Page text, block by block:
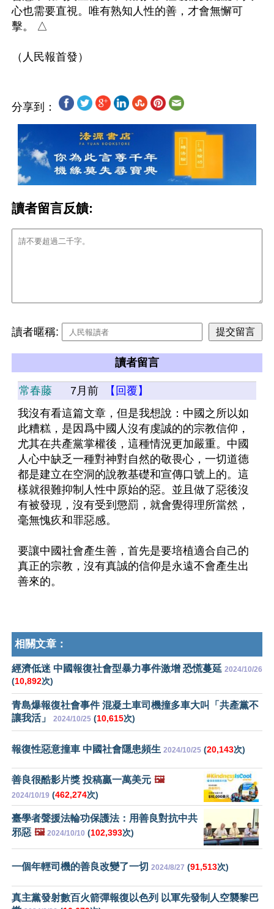
心也需要直視。唯有熟知人性的善，才會無懈可
擊。 △
分享到：
讀者留言反饋:
讀者暱稱:
讀者留言
常春藤 7月前
【回覆】
我沒有看這篇文章，但是我想說：中國之所以如
此糟糕，是因爲中國人沒有虔誠的的宗教信仰，
尤其在共產黨掌權後，這種情況更加嚴重。中國
人心中缺乏一種對神對自然的敬畏心，一切道德
都是建立在空洞的說教基礎和宣傳口號上的。這
樣就很難抑制人性中原始的惡。並且做了惡後沒
有被發現，沒有受到懲罰，就會覺得理所當然，
毫無愧疚和罪惡感。
要讓中國社會產生善，首先是要培植適合自己的
真正的宗教，沒有真誠的信仰是永遠不會產生出
善來的。
相關文章：
經濟低迷 中國報復社會型暴力事件激增 恐慌蔓延 2024/10/26
(10,892次)
青島爆報復社會事件 混凝土車司機撞多車大叫「共產黨不
讓我活」
2024/10/25 (10,615次)
報復性惡意撞車 中國社會隱患頻生 2024/10/25 (20,143次)
善良很酷影片獎 投稿贏一萬美元 🖼️
2024/10/19 (462,274次)
臺學者聲援法輪功保護法：用善良對抗中共
邪惡 🖼️ 2024/10/10 (102,393次)
一個年輕司機的善良改變了一切 2024/8/27 (91,513次)
真主黨發射數百火箭彈報復以色列 以軍先發制人空襲黎巴